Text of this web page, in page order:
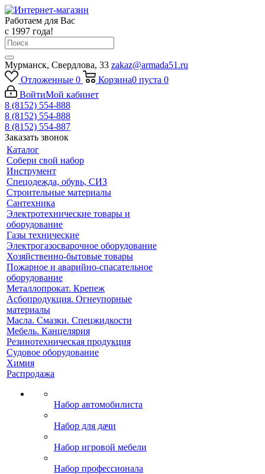
Работаем для Вас
с 1997 года!
Мурманск, Свердлова, 33 zakaz@armada51.ru
Отложенные 0 Корзина0 пуста 0
ВойтиМой кабинет
8 (8152) 554-888
8 (8152) 554-888
8 (8152) 554-887
Заказать звонок
Каталог
Собери свой набор
Инструмент
Спецодежда, обувь, СИЗ
Строительные материалы
Сантехника
Электротехнические товары и
оборудование
Газы технические
Электрогазосварочное оборудование
Хозяйственно-бытовые товары
Пожарное и аварийно-спасательное
оборудование
Металлопрокат. Крепеж
Асбопродукция. Огнеупорные
материалы
Масла. Смазки. Спецжидкости
Мебель. Канцелярия
Резинотехническая продукция
Судовое оборудование
Химия
Распродажа
Набор автомобилиста
Набор для дачи
Набор игровой мебели
Набор профессионала